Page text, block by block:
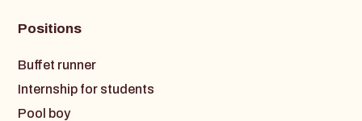
Positions
Buffet runner
Internship for students
Pool boy